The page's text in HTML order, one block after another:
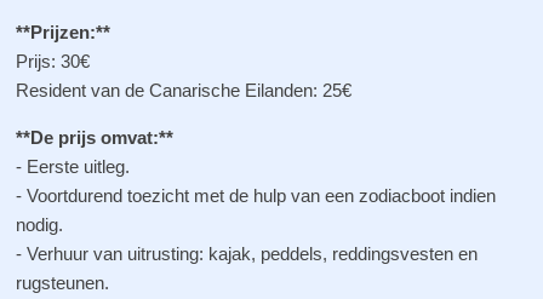
**Prijzen:**
Prijs: 30€
Resident van de Canarische Eilanden: 25€
**De prijs omvat:**
- Eerste uitleg.
- Voortdurend toezicht met de hulp van een zodiacboot indien
nodig.
- Verhuur van uitrusting: kajak, peddels, reddingsvesten en
rugsteunen.